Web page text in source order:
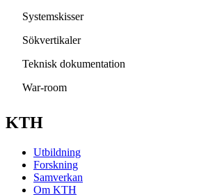
Systemskisser
Sökvertikaler
Teknisk dokumentation
War-room
KTH
Utbildning
Forskning
Samverkan
Om KTH